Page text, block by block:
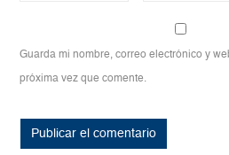
Guarda mi nombre, correo electrónico y
próxima vez que comente.